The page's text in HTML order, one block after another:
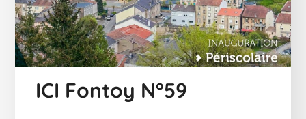
ICI Fontoy N°59